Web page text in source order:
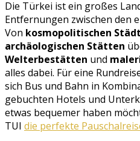
Die Türkei ist ein großes
Entfernungen zwischen den
Von kosmopolitischen
archäologischen Stätten
Welterbestätten und
alles dabei. Für eine
sich Bus und Bahn in
gebuchten Hotels und
etwas bequemer haben
TUI die perfekte